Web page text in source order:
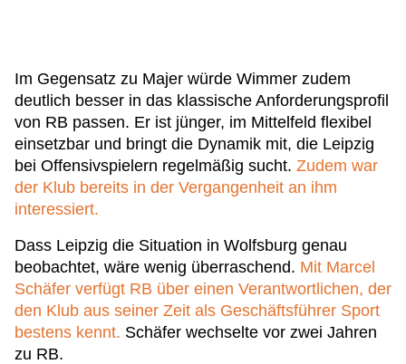
Im Gegensatz zu Majer würde Wimmer zudem
deutlich besser in das klassische Anforderungsprofil
von RB passen. Er ist jünger, im Mittelfeld flexibel
einsetzbar und bringt die Dynamik mit, die Leipzig
bei Offensivspielern regelmäßig sucht. Zudem war
der Klub bereits in der Vergangenheit an ihm
interessiert.
Dass Leipzig die Situation in Wolfsburg genau
beobachtet, wäre wenig überraschend. Mit Marcel
Schäfer verfügt RB über einen Verantwortlichen, der
den Klub aus seiner Zeit als Geschäftsführer Sport
bestens kennt. Schäfer wechselte vor zwei Jahren
zu RB.